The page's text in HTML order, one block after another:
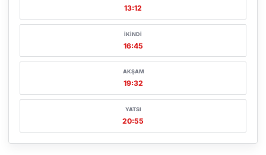
13:12
İKINDI
16:45
AKŞAM
19:32
YATSI
20:55